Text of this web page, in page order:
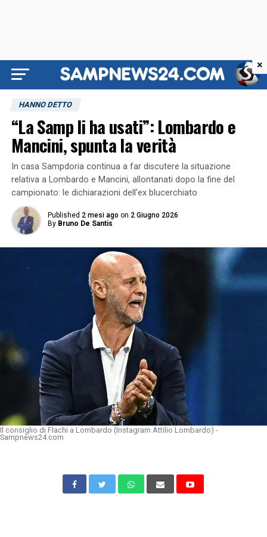
HANNO DETTO
“La Samp li ha usati”: Lombardo e
Mancini, spunta la verità
In casa Sampdoria continua a far discutere la situazione
relativa a Lombardo e Mancini, allontanati dopo la fine del
campionato: le dichiarazioni dell’ex blucerchiato
Published 2 mesi ago on 2 Giugno 2026
By Bruno De Santis
Il consiglio di Flachi a Lombardo (Instagram Attilio Lombardo) -
Sampnews24.com
×